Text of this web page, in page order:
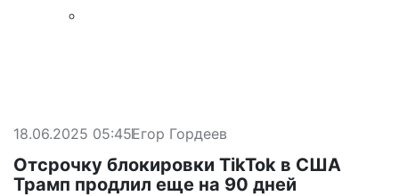
18.06.2025 05:45Егор Гордеев
Отсрочку блокировки TikTok в США
Трамп продлил еще на 90 дней